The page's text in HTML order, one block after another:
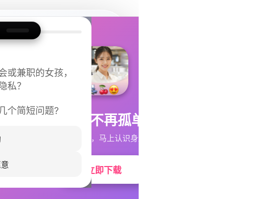
或兼职的女孩，
私？
个简短问题?
今晚不再孤单
同城快速匹配，马上认识身边的TA
立即下载